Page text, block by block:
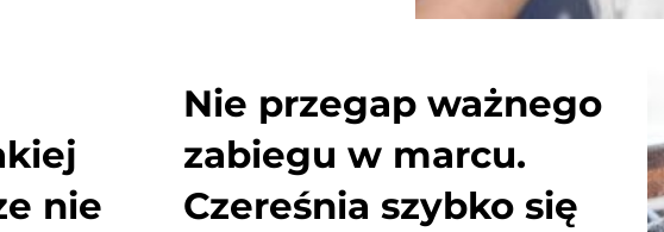
nie
Nie przegap ważnego
zabiegu w marcu.
Czereśnia szybko się